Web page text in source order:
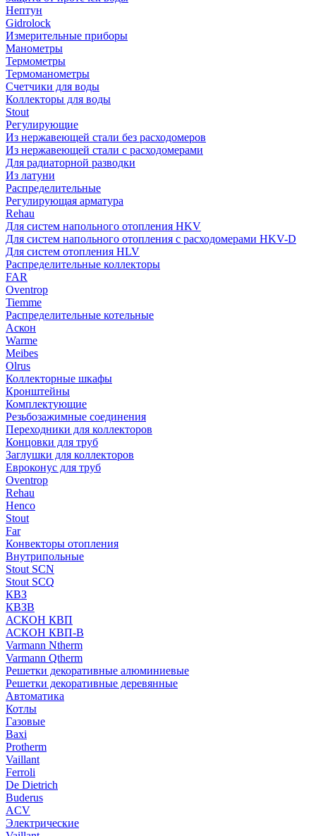
Нептун
Gidrolock
Измерительные приборы
Манометры
Термометры
Термоманометры
Счетчики для воды
Коллекторы для воды
Stout
Регулирующие
Из нержавеющей стали без расходомеров
Из нержавеющей стали с расходомерами
Для радиаторной разводки
Из латуни
Распределительные
Регулирующая арматура
Rehau
Для систем напольного отопления HKV
Для систем напольного отопления с расходомерами HKV-D
Для систем отопления HLV
Распределительные коллекторы
FAR
Oventrop
Tiemme
Распределительные котельные
Аскон
Warme
Meibes
Olrus
Коллекторные шкафы
Кронштейны
Комплектующие
Резьбозажимные соединения
Переходники для коллекторов
Концовки для труб
Заглушки для коллекторов
Евроконус для труб
Oventrop
Rehau
Henco
Stout
Far
Конвекторы отопления
Внутрипольные
Stout SCN
Stout SCQ
КВЗ
КВЗВ
АСКОН КВП
АСКОН КВП-В
Varmann Ntherm
Varmann Qtherm
Решетки декоративные алюминиевые
Решетки декоративные деревянные
Автоматика
Котлы
Газовые
Baxi
Protherm
Vaillant
Ferroli
De Dietrich
Buderus
ACV
Электрические